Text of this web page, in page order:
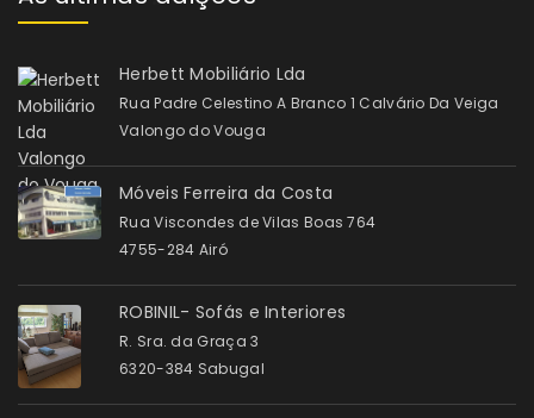
Herbett Mobiliário Lda
Rua Padre Celestino A Branco 1 Calvário Da Veiga
Valongo do Vouga
Móveis Ferreira da Costa
Rua Viscondes de Vilas Boas 764
4755-284 Airó
ROBINIL- Sofás e Interiores
R. Sra. da Graça 3
6320-384 Sabugal